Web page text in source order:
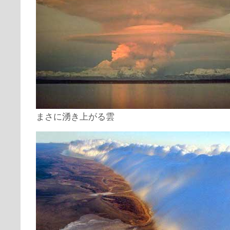
まさに湧き上がる雲